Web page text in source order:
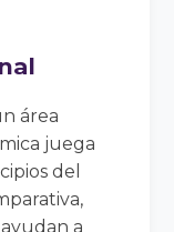
área
juega
del
a